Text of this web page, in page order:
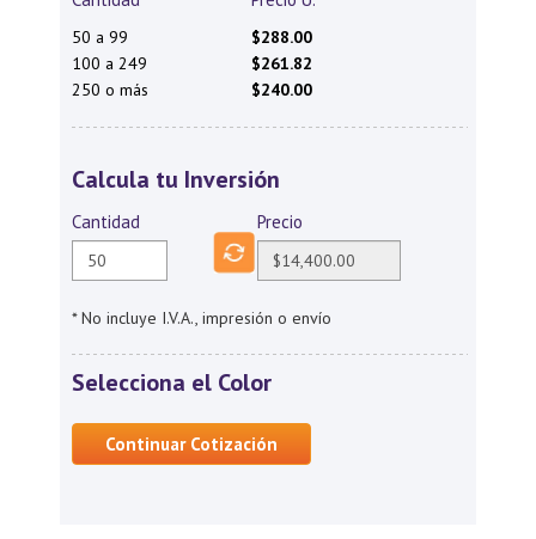
50 a 99
$288.00
100 a 249
$261.82
250 o más
$240.00
Calcula tu Inversión
Cantidad Precio
* No incluye I.V.A., impresión o envío
Selecciona el Color
Continuar Cotización